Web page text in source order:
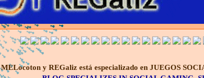
MELocoton y REGaliz está especializado en JUEGOS